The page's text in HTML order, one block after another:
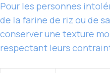
Pour les personnes
de la farine de riz ou de
conserver une texture
respectant leurs